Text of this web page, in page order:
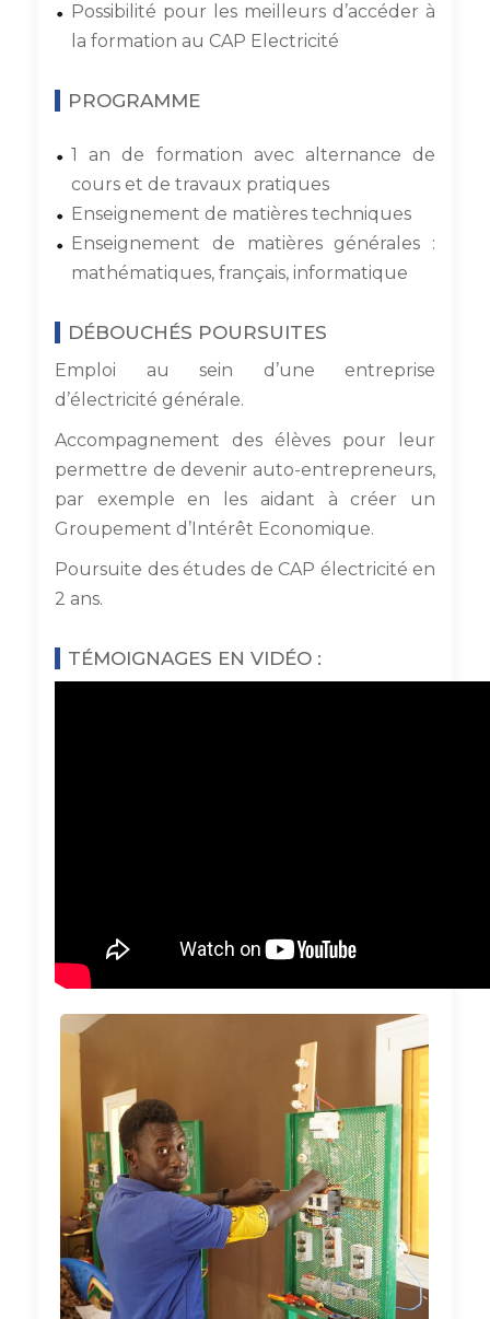
Possibilité pour les meilleurs d’accéder à
la formation au CAP Electricité
PROGRAMME
1 an de formation avec alternance de
cours et de travaux pratiques
Enseignement de matières techniques
Enseignement de matières générales :
mathématiques, français, informatique
DÉBOUCHÉS POURSUITES
Emploi au sein d’une entreprise
d’électricité générale.
Accompagnement des élèves pour leur
permettre de devenir auto-entrepreneurs,
par exemple en les aidant à créer un
Groupement d’Intérêt Economique.
Poursuite des études de CAP électricité en
2 ans.
TÉMOIGNAGES EN VIDÉO :